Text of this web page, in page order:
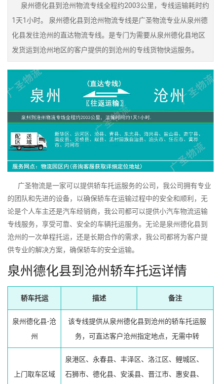
泉州德化县到沧州物流专线全程约2003公里，专线运输耗时约
1天1小时。 泉州德化县到沧州物流专线是广圣物流专业从泉州德
化县发往沧州的直达物流专线。是专门为需要从泉州德化县地区
发货运到沧州地区的客户提供的到沧州的专线货物快运服务。
广圣物流是一家可以提供轿车托运服务的公司，我公司拥有专业
的团队和先进的设备，以确保轿车在运输过程中的安全和顺利，无
论是个人车主还是汽车经销商，我公司都可以提供小汽车物流运输
专线服务，享受可靠、安全的车辆托运服务。无论是泉州德化县到
沧州的一次单程托运，还是长期合作的需求，我公司都将为客户提
供专业的解决方案，确保轿车的安全运输。
泉州德化县到沧州轿车托运详情
轿车托运 描述 备注
泉州德化县-沧
州
该专线提供从泉州德化县到沧州的轿车托运服
务，可直达客户沧州指定地点，无需中转
上门取车区域
泉港区、永春县、丰泽区、洛江区、鲤城区、
石狮市、德化县、安溪县、晋江市、惠安县、